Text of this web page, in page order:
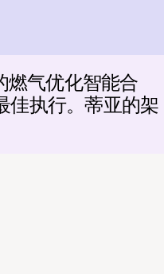
气优化智能合
佳执行。蒂亚的架